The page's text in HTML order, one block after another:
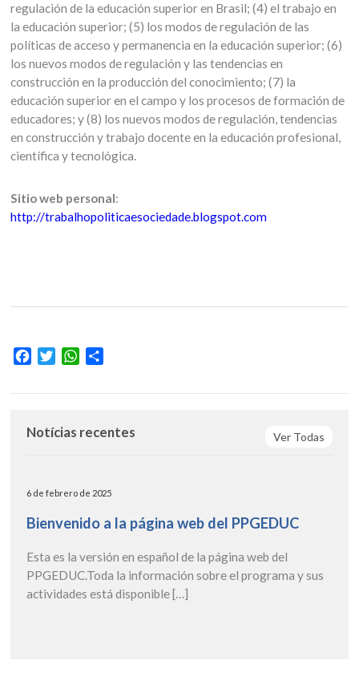
regulación de la educación superior en Brasil; (4) el trabajo en
la educación superior; (5) los modos de regulación de las
políticas de acceso y permanencia en la educación superior; (6)
los nuevos modos de regulación y las tendencias en
construcción en la producción del conocimiento; (7) la
educación superior en el campo y los procesos de formación de
educadores; y (8) los nuevos modos de regulación, tendencias
en construcción y trabajo docente en la educación profesional,
científica y tecnológica.
Sitio web personal:
http://trabalhopoliticaesociedade.blogspot.com
FacebookTwitterWhatsApp
Ver Todas
Notícias recentes
6 de febrero de 2025
Bienvenido a la página web del PPGEDUC
Esta es la versión en español de la página web del
PPGEDUC.Toda la información sobre el programa y sus
actividades está disponible […]